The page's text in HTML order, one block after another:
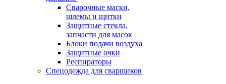
Сварочные маски,
шлемы и щитки
Защитные стекла,
запчасти для масок
Блоки подачи воздуха
Защитные очки
Респираторы
Спецодежда для сварщиков